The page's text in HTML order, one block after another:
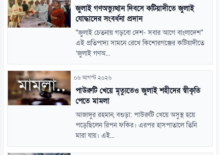
জুলাই গণঅভ্যুত্থান দিবসে কটিয়াদীতে জুলাই
যোদ্ধাদের সংবর্ধনা প্রদান
"জুলাই চেতনায় গড়বো দেশ- সবার আগে বাংলাদেশ"
এই প্রতিপাদ্য সামনে রেখে কিশোরগঞ্জের কটিয়াদীতে
‘জুলাই গণঅ...
০৬ আগস্ট ২০২৬
পাউরুটি খেয়ে মৃত্যুতেও জুলাই শহীদের স্বীকৃতি
পেতে মামলা
আজাদুর রহমান, বগুড়া: পাউরুটি খেয়ে অসুস্থ হয়ে
পড়েছিলেন রিপন ফকির। এরপর হাসপাতালে তিনি
মারা যায়। এই...